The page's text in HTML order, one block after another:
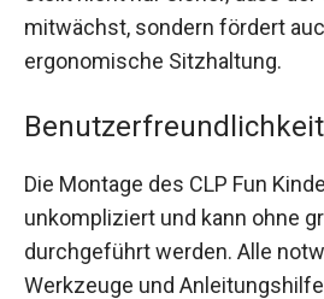
mitwächst, sondern fördert
ergonomische Sitzhaltung.
Benutzerfreundlichkeit
Die Montage des CLP Fun
unkompliziert und kann ohne
durchgeführt werden. Alle
Werkzeuge und